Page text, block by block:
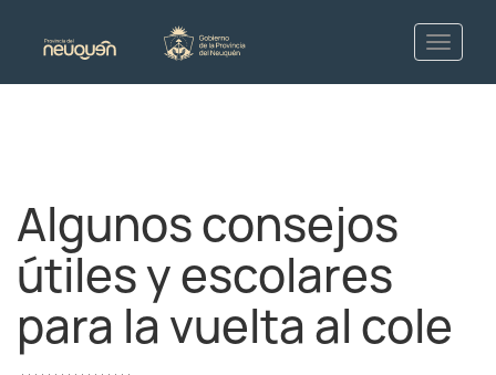
Algunos consejos
útiles y escolares
para la vuelta al cole